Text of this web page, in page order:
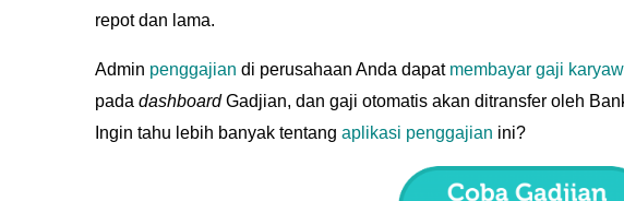
repot dan lama.
Admin penggajian di perusahaan Anda dapat membayar gaji
pada dashboardGadjian, dan gaji otomatis akan ditransfer oleh
Ingin tahu lebih banyak tentang aplikasi penggajian ini?